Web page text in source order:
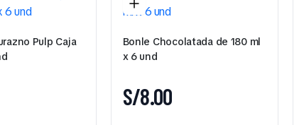
Pulp Caja
Bonle Chocolatada de 180 ml
x 6 und
S/8.00